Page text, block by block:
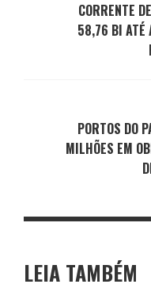
CORRENTE
58,76 BI ATÉ
PORTOS DO
MILHÕES EM
LEIA TAMBÉM